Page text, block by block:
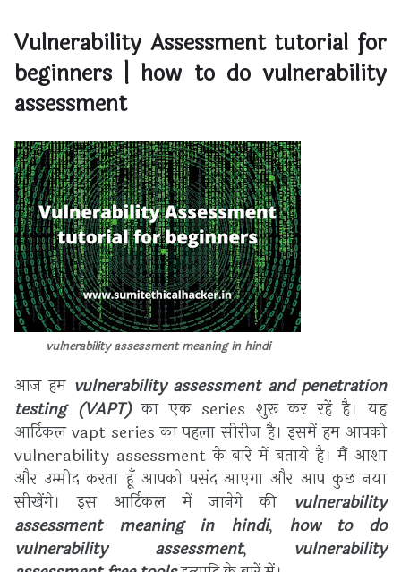
Vulnerability Assessment tutorial for
beginners | how to do vulnerability
assessment
vulnerability assessment meaning in hindi
आज हम vulnerability assessment and penetration
testing (VAPT)का एक series शुरू कर रहें है। यह
आर्टिकल vapt series का पहला सीरीज है। इसमें हम आपको
vulnerability assessment के बारे में बताये है। मैं आशा
और उम्मीद करता हूँ आपको पसंद आएगा और आप कुछ नया
सीखेंगे।इस आर्टिकल में जानेगे की vulnerability
assessment meaning in hindi, how to do
vulnerability assessment, vulnerability